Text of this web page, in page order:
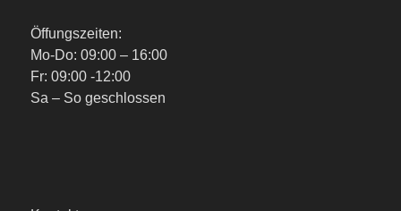
Öffungszeiten:
Mo-Do: 09:00 – 16:00
Fr: 09:00 -12:00
Sa – So geschlossen